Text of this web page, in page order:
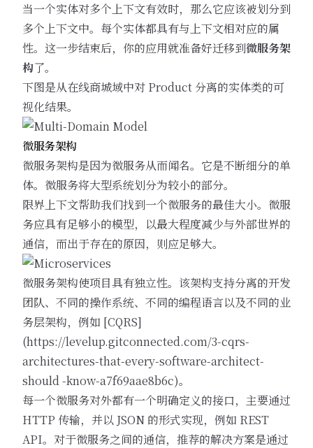
当一个实体对多个上下文有效时，那么它应该被划分到
多个上下文中。每个实体都具有与上下文相对应的属
性。这一步结束后，你的应用就准备好迁移到微服务架
构了。
下图是从在线商城域中对 Product 分离的实体类的可
视化结果。
微服务架构
微服务架构是因为微服务从而闻名。它是不断细分的单
体。微服务将大型系统划分为较小的部分。
限界上下文帮助我们找到一个微服务的最佳大小。微服
务应具有足够小的模型，以最大程度减少与外部世界的
通信，而出于存在的原因，则应足够大。
微服务架构使项目具有独立性。该架构支持分离的开发
团队、不同的操作系统、不同的编程语言以及不同的业
务层架构，例如 [CQRS]
(https://levelup.gitconnected.com/3-cqrs-
architectures-that-every-software-architect-
should-know-a7f69aae8b6c)。
每一个微服务对外都有一个明确定义的接口，主要通过
HTTP 传输，并以 JSON 的形式实现，例如 REST
API。对于微服务之间的通信，推荐的解决方案是通过